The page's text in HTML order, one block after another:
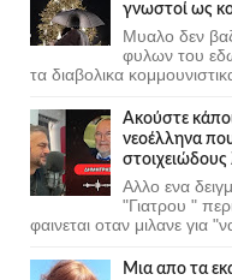
γνωστοί ως
Μυαλο δεν
φυλων του
τα διαβολικα
Ακούστε
νεοέλληνα
στοιχειώδους
Αλλο ενα
"Γιατρου "
φαινεται οταν μιλανε για
Μια απο τα